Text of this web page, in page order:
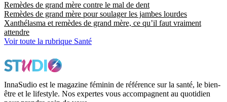
Remèdes de grand mère contre le mal de dent
Remèdes de grand mère pour soulager les jambes lourdes
Xanthélasma et remèdes de grand mère, ce qu’il faut vraiment
attendre
Voir toute la rubrique Santé
InnaSudio est le magazine féminin de référence sur la santé, le bien-
être et le lifestyle. Nos expertes vous accompagnent au quotidien